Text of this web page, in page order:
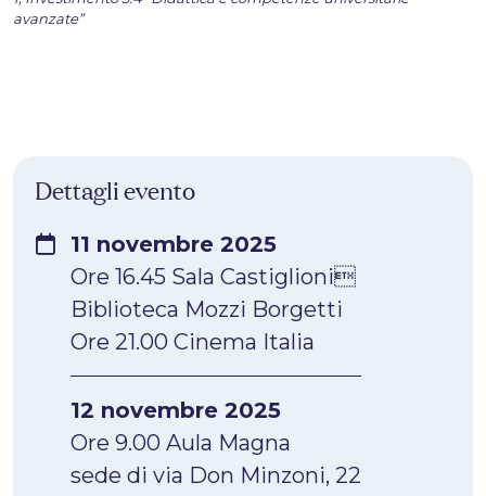
avanzate”
Dettagli evento
11 novembre 2025
Ore 16.45 Sala Castiglioni
Biblioteca Mozzi Borgetti
Ore 21.00 Cinema Italia
12 novembre 2025
Ore 9.00 Aula Magna
sede di via Don Minzoni, 22